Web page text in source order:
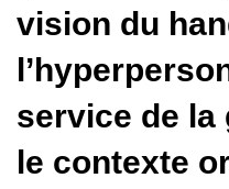
vision du
service de la
le contexte